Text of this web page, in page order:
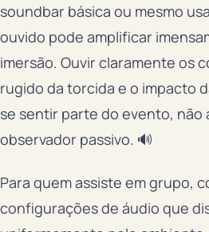
soundbar básica ou mesmo
ouvido pode amplificar
imersão. Ouvir claramente os
rugido da torcida e o impacto
se sentir parte do evento, não
observador passivo. 🔊
Para quem assiste em grupo,
configurações de áudio que